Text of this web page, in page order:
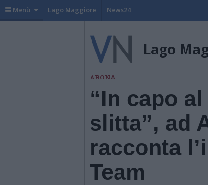
Menù Lago Maggiore News24
Lago
ARONA
“In capo
slitta”, ad
racconta
Team